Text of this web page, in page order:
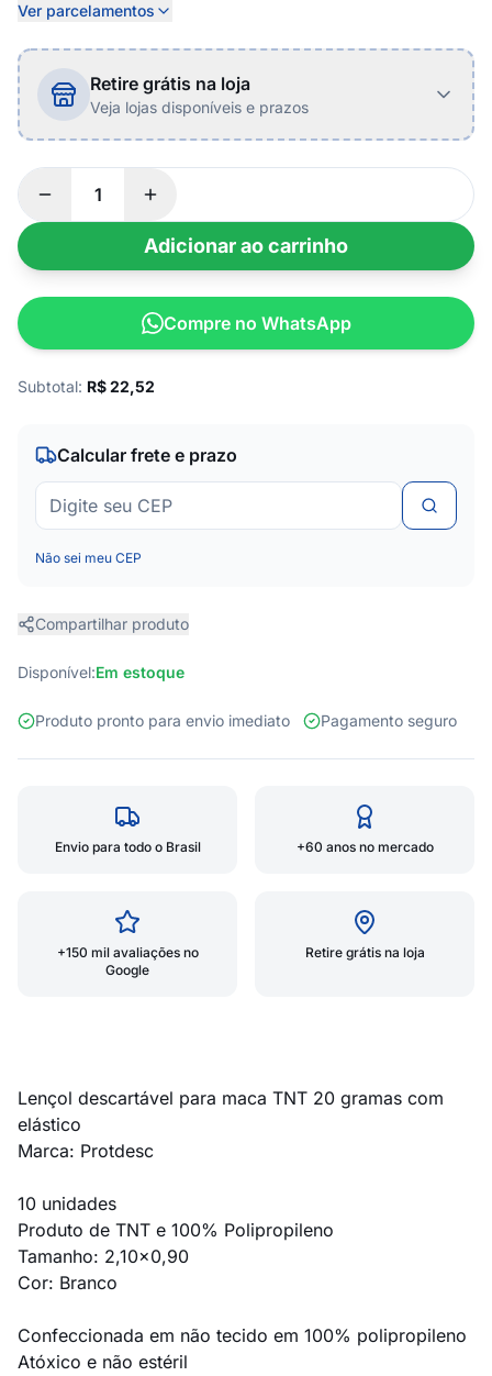
Ver parcelamentos
Retire grátis na loja
Veja lojas disponíveis e prazos
Adicionar ao carrinho
Compre no WhatsApp
Subtotal: R$22,52
Calcular frete e prazo
Não sei meu CEP
Compartilhar produto
Disponível:Em estoque
Produto pronto para envio imediato Pagamento seguro
Envio para todo o Brasil +60 anos no mercado
+150 mil avaliações no
Google
Retire grátis na loja
Lençol descartável para maca TNT 20 gramas com
elástico
Marca: Protdesc
10 unidades
Produto de TNT e 100% Polipropileno
Tamanho: 2,10x0,90
Cor: Branco
Confeccionada em não tecido em 100% polipropileno
Atóxico e não estéril